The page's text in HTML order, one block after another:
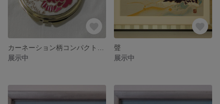
展示中
聲
展示中